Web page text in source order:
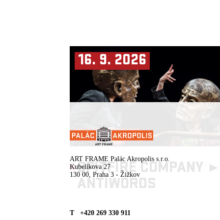
16. 9. 2026
ENG SUBTITLES
SPITFIRE COMPANY ►
ANTIWORDS
ART FRAME Palác Akropolis s.r.o.
Kubelíkova 27
130 00, Praha 3 - Žižkov
T +420 269 330 911